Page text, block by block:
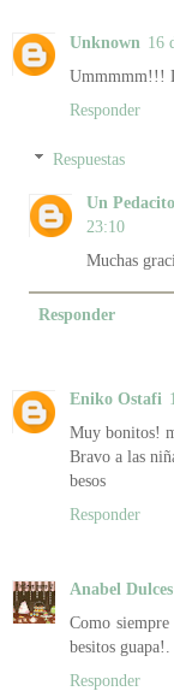
Unknown 16
Ummmmm!!!
Responder
Respuestas
Un
23:10
Muchas
Responder
Eniko Ostafi
Muy bonitos!
Bravo a las
besos
Responder
Anabel
Como
besitos guapa!.
Responder